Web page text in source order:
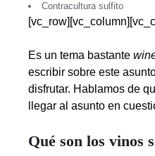
Contracultura sulfito
Es un tema bastante
escribir sobre este
disfrutar. Hablamos de
llegar al asunto en
Qué son los vinos